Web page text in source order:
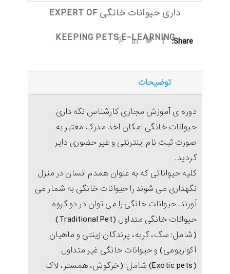
داری حیوانات خانگی EXPERT OF
KEEPING PETS E-LEARNINGShare:
توضیحات
دوره ی آموزش مجازی کارشناس نگه داری
حیوانات خانگی امکان اخذ مدرک معتبر به
صورت ثبت نام اینترنتی و غیر حضوری دایر
گردید.
کلیه حیواناتی که به عنوان همدم انسان در منزل
نگهداری می شوند را حیوانات خانگی به شمار می
آورند. حیوانات خانگی را می توان در دو گروه
حیوانات خانگی متداول (Traditional Pet)
(شامل: سگ، گربه، پرندگان زینتی و ماهیان
آکواریومی) و حیوانات خانگی غیر متداول
(Exotic pets) شامل: (خرگوش، همستر، لاک